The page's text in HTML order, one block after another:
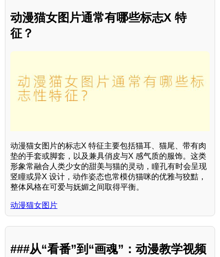
动漫猫女图片通常有哪些标志X 特
征？
动漫猫女图片的标志X 特征主要包括猫耳、猫尾、带有肉
垫的手套或脚套，以及兼具俏皮与X 感气质的服饰。这类
形象常融合人类少女的甜美与猫的灵动，瞳孔有时会呈现
竖瞳或异X 设计，动作姿态也常模仿猫咪的优雅与狡黠，
整体风格在可爱与妩媚之间取得平衡。
动漫猫女图片
###从“看番”到“画魂”：动漫教学视频